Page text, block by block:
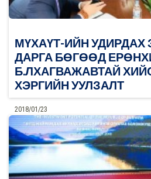
МҮХАҮТ-ИЙН
ДАРГА БӨГӨӨД
Б.ЛХАГВАЖАВТАЙ
ХЭРГИЙН УУЛЗАЛТ
2018/01/23
Дэлгэрэнгүй